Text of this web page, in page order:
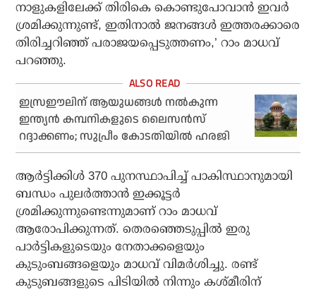
നാളുകളിലേക്ക് തിരികെ കൊണ്ടുപോവാന്‍ ഇവര്‍
ശ്രമിക്കുന്നുണ്ട്, ഇതിനാല്‍ ജനങ്ങള്‍ ഇത്തരക്കാരെ
തിരിച്ചറിഞ്ഞ് പരാജയപ്പെടുത്തണം,’ റാം മാധവ്
പറഞ്ഞു.
ഇസ്രഈലിന് ആയുധങ്ങൾ നൽകുന്ന
ഇന്ത്യന്‍ കമ്പനികളുടെ ലൈസന്‍സ്
റദ്ദാക്കണം; സുപ്രീം കോടതിയില്‍ ഹരജി
ആര്‍ട്ടിക്കിള്‍ 370 പുനസ്ഥാപിച്ച് പാകിസ്ഥാനുമായി
ബന്ധം പുലര്‍ത്താന്‍ ഇക്കൂട്ടര്‍
ശ്രമിക്കുന്നുണ്ടെന്നുമാണ് റാം മാധവ്
ആരോപിക്കുന്നത്. തെരഞ്ഞെടുപ്പില്‍ ഇരു
പാര്‍ട്ടികളുടെയും നേതാക്കളെയും
കുടുംബങ്ങളെയും മാധവ് വിമര്‍ശിച്ചു. രണ്ട്
കുടുബങ്ങളുടെ പിടിയില്‍ നിന്നും കശ്മീരിന്